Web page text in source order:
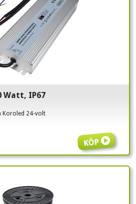
Watt, IP67
Koroled 24-volt
Köp